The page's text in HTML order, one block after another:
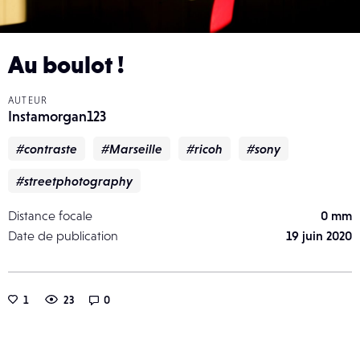
Au boulot !
AUTEUR
Instamorgan123
#contraste #Marseille #ricoh #sony
#streetphotography
Distance focale
0 mm
Date de publication
19 juin 2020
1 23 0